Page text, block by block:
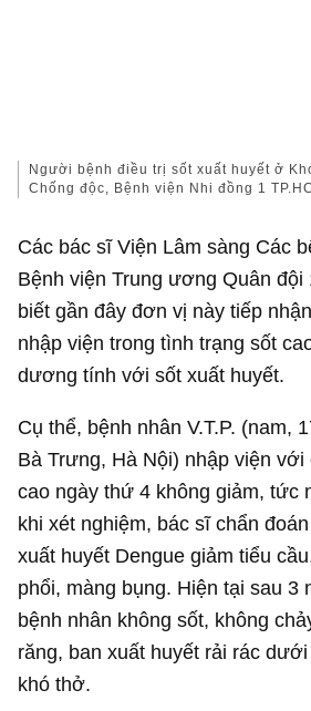
Người bệnh điều trị sốt xuất huyết ở
Chống độc, Bệnh viện Nhi đồng 1
Các bác sĩ Viện Lâm sàng Các
Bệnh viện Trung ương Quân đội
biết gần đây đơn vị này tiếp
nhập viện trong tình trạng sốt
dương tính với sốt xuất huyết.
Cụ thể, bệnh nhân V.T.P. (nam,
Bà Trưng, Hà Nội) nhập viện với
cao ngày thứ 4 không giảm, tức
khi xét nghiệm, bác sĩ chẩn
xuất huyết Dengue giảm tiểu
phổi, màng bụng. Hiện tại sau 3
bệnh nhân không sốt, không
răng, ban xuất huyết rải rác
khó thở.